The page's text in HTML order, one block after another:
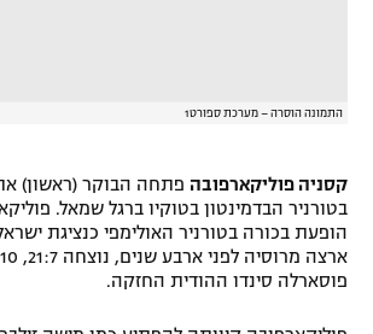
התמונה הוסרה – מערכת ספורט1
קסניה פוליקארפובה פתחה הבוקר (ראשון)
בטורניר הבדמינטון בטוקיו ברגל שמאל.
הופעת בכורה בטורניר האולימפי כנציגת
פוסארלה סינדו ההודית החזקה.